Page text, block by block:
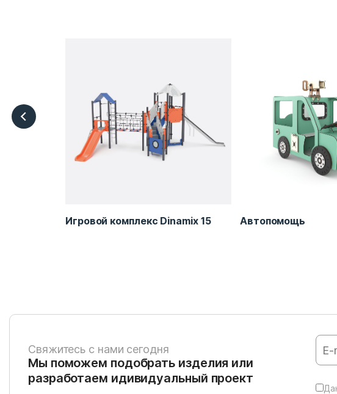
Игровой комплекс Dinamix 15 Автопомощь
Свяжитесь с нами сегодня
Мы поможем подобрать изделия или
разработаем идивидуальный проект